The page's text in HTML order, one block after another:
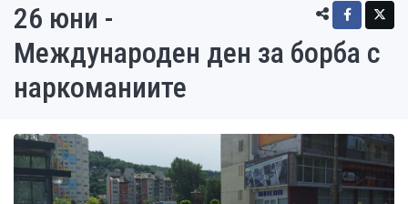
26 юни -
Международен ден за борба с
наркоманиите
ФОТО ГАЛЕРИИ